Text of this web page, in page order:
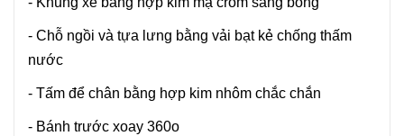
- Chỗ ngồi và tựa lưng bằng vải bạt kẻ chống thấm
nước
- Tấm để chân bằng hợp kim nhôm chắc chắn
- Bánh trước xoay 360o